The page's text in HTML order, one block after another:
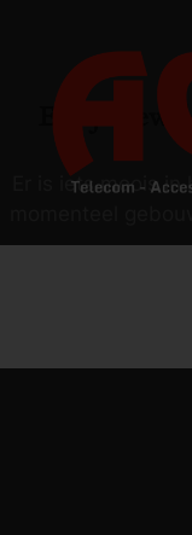
Er zijn
Er is iets moois
momenteel